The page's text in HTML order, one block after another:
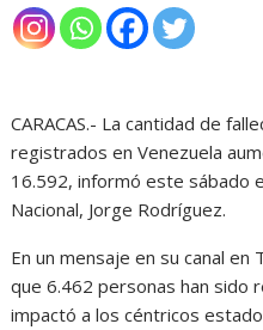
CARACAS.- La cantidad de
registrados en Venezuela
16.592, informó este sábado
Nacional, Jorge Rodríguez.
En un mensaje en su canal
que 6.462 personas han sido
impactó a los céntricos